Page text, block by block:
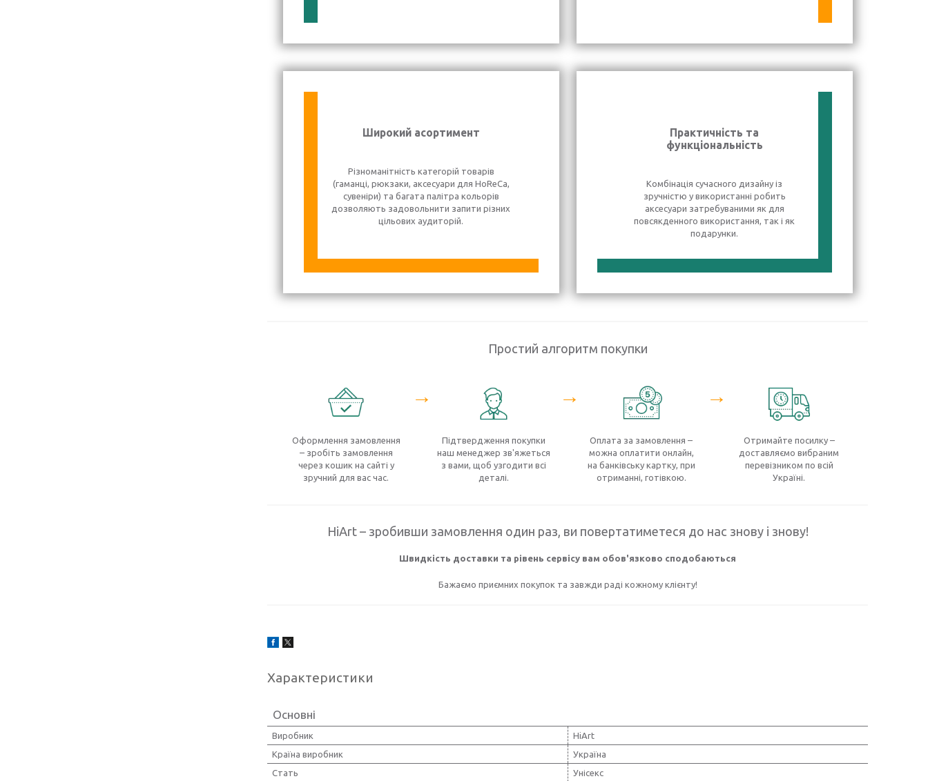
Широкий асортимент
Різноманітність категорій товарів
(гаманці, рюкзаки, аксесуари для HoReCa,
сувеніри) та багата палітра кольорів
дозволяють задовольнити запити різних
цільових аудиторій.
Практичність та
функціональність
Комбінація сучасного дизайну із
зручністю у використанні робить
аксесуари затребуваними як для
повсякденного використання, так і як
подарунки.
Простий алгоритм покупки
Оформлення замовлення
– зробіть замовлення
через кошик на сайті у
зручний для вас час.
→
Підтвердження покупки
наш менеджер зв'яжеться
з вами, щоб узгодити всі
деталі.
→
Оплата за замовлення –
можна оплатити онлайн,
на банківську картку, при
отриманні, готівкою.
→
Отримайте посилку –
доставляємо вибраним
перевізником по всій
Україні.
HiArt – зробивши замовлення один раз, ви повертатиметеся до нас знову і знову!
Швидкість доставки та рівень сервісу вам обов'язково сподобаються
Бажаємо приємних покупок та завжди раді кожному клієнту!
Характеристики
Основні
Виробник
HiArt
Країна виробник
Україна
Стать
Унісекс